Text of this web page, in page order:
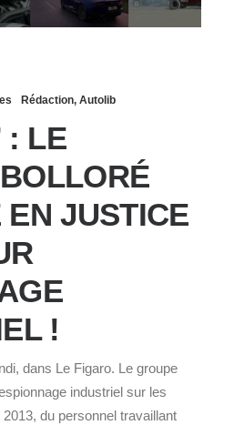
Rédaction, Autolib
: LE
EN JUSTICE
!
dans Le Figaro. Le groupe
industriel sur les
2013, du personnel travaillant